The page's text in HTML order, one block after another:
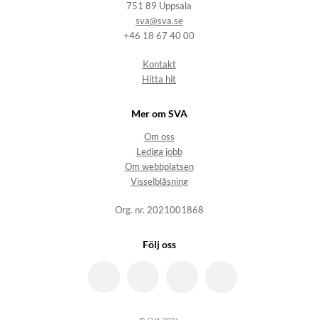
751 89 Uppsala
sva@sva.se
+46 18 67 40 00
Kontakt
Hitta hit
Mer om SVA
Om oss
Lediga jobb
Om webbplatsen
Visselblåsning
Org. nr. 2021001868
Följ oss